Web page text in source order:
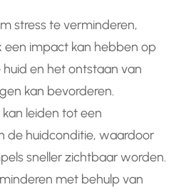
stress te verminderen,
een impact kan hebben op
en het ontstaan van
kan bevorderen.
leiden tot een
de huidconditie, waardoor
sneller zichtbaar worden.
met behulp van